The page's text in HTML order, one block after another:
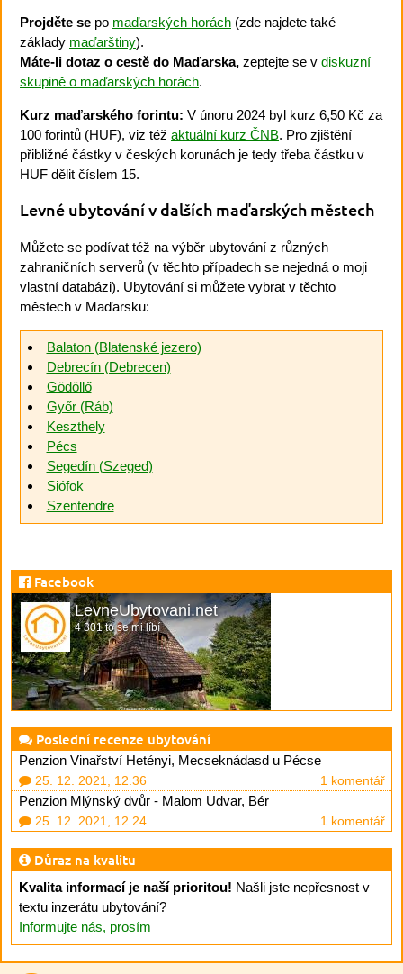
Projděte se po maďarských horách (zde najdete také
základy maďarštiny).
Máte-li dotaz o cestě do Maďarska, zeptejte se v diskuzní
skupině o maďarských horách.
Kurz maďarského forintu: V únoru 2024 byl kurz 6,50 Kč za
100 forintů (HUF), viz též aktuální kurz ČNB. Pro zjištění
přibližné částky v českých korunách je tedy třeba částku v
HUF dělit číslem 15.
Levné ubytování v dalších maďarských městech
Můžete se podívat též na výběr ubytování z různých
zahraničních serverů (v těchto případech se nejedná o moji
vlastní databázi). Ubytování si můžete vybrat v těchto
městech v Maďarsku:
Balaton (Blatenské jezero)
Debrecín (Debrecen)
Gödöllő
Győr (Ráb)
Keszthely
Pécs
Segedín (Szeged)
Siófok
Szentendre
Facebook
LevneUbytovani.net
4 301 to se mi líbí
Poslední recenze ubytování
Penzion Vinařství Hetényi, Mecseknádasd u Pécse
25. 12. 2021, 12.36 1 komentář
Penzion Mlýnský dvůr - Malom Udvar, Bér
25. 12. 2021, 12.24 1 komentář
Důraz na kvalitu
Kvalita informací je naší prioritou! Našli jste nepřesnost v
textu inzerátu ubytování?
Informujte nás, prosím